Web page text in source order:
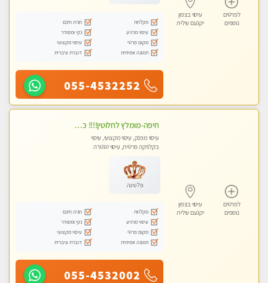
לפרטים
נוספים
עיסוי בצפון
יקנעם עילית
מקלחת
חניה חינם
עיסוי מרגיע
נקי ומסודר
מקום פרטי
עיסוי מקצועי
תמונה אמיתית
דוברת עיברית
055-4532252
לפרטים
נוספים
עיסוי בצפון
יקנעם עילית
חיפה-מומלץ לחלוטין!!!! כל סוגי העיסויים מעסה ישראלית מהממת, מקצועית ואיכותית פרטי!!! לא עונה לחסוי- ללא מין !
עיסוי מפנק, עיסוי מקצועי, עיסוי
בקלניקה פרטית, עיסוי טנטרה
פלטינה
מקלחת
חניה חינם
עיסוי מרגיע
נקי ומסודר
מקום פרטי
עיסוי מקצועי
תמונה אמיתית
דוברת עיברית
055-4532002